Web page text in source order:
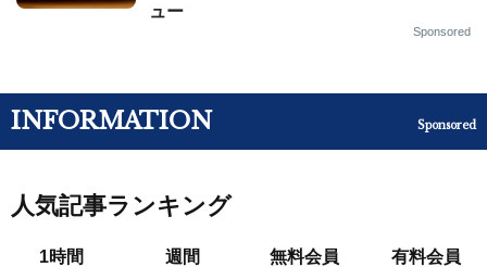
ュー
Sponsored
INFORMATION Sponsored
人気記事ランキング
1時間 週間 無料会員 有料会員